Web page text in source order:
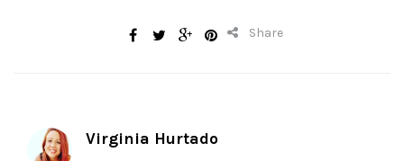
Share
Virginia Hurtado